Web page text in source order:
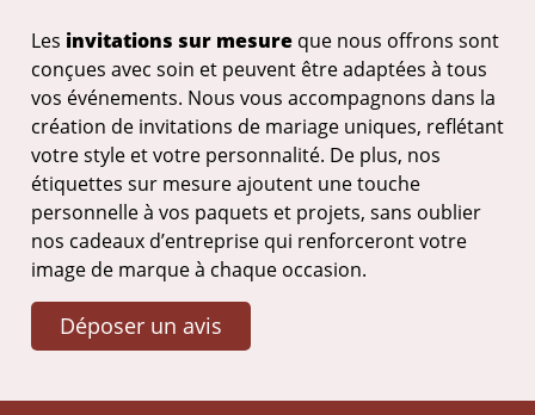
Les invitations sur mesure que nous offrons sont
conçues avec soin et peuvent être adaptées à tous
vos événements. Nous vous accompagnons dans la
création de invitations de mariage uniques, reflétant
votre style et votre personnalité. De plus, nos
étiquettes sur mesure ajoutent une touche
personnelle à vos paquets et projets, sans oublier
nos cadeaux d’entreprise qui renforceront votre
image de marque à chaque occasion.
Déposer un avis